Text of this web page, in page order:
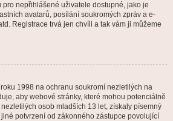
pro nepřihlášené uživatele dostupné, jako je
avatarů, posílání soukromých zpráv a e-
Registrace trvá jen chvíli a tak vám ji můžeme
1998 na ochranu soukromí nezletilých na
aby webové stránky, které mohou potenciálně
osob mladších 13 let, získaly písemný
potvrzení od zákonného zástupce povolující